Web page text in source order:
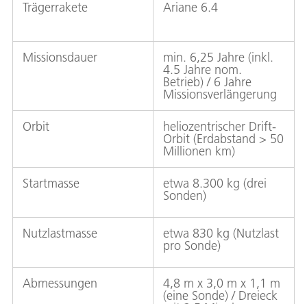
Trägerrakete Ariane 6.4
Missionsdauer min. 6,25 Jahre (inkl.
4.5 Jahre nom.
Betrieb) / 6 Jahre
Missionsverlängerung
Orbit heliozentrischer Drift-
Orbit (Erdabstand > 50
Millionen km)
Startmasse etwa 8.300 kg (drei
Sonden)
Nutzlastmasse etwa 830 kg (Nutzlast
pro Sonde)
Abmessungen 4,8 m x 3,0 m x 1,1 m
(eine Sonde) / Dreieck